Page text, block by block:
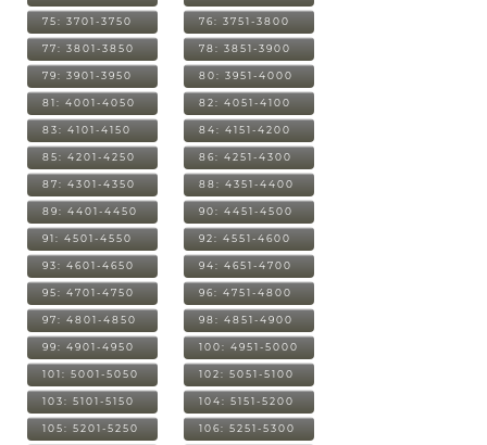
75: 3701-3750 76: 3751-3800
77: 3801-3850 78: 3851-3900
79: 3901-3950 80: 3951-4000
81: 4001-4050 82: 4051-4100
83: 4101-4150 84: 4151-4200
85: 4201-4250 86: 4251-4300
87: 4301-4350 88: 4351-4400
89: 4401-4450 90: 4451-4500
91: 4501-4550 92: 4551-4600
93: 4601-4650 94: 4651-4700
95: 4701-4750 96: 4751-4800
97: 4801-4850 98: 4851-4900
99: 4901-4950 100: 4951-5000
101: 5001-5050 102: 5051-5100
103: 5101-5150 104: 5151-5200
105: 5201-5250 106: 5251-5300